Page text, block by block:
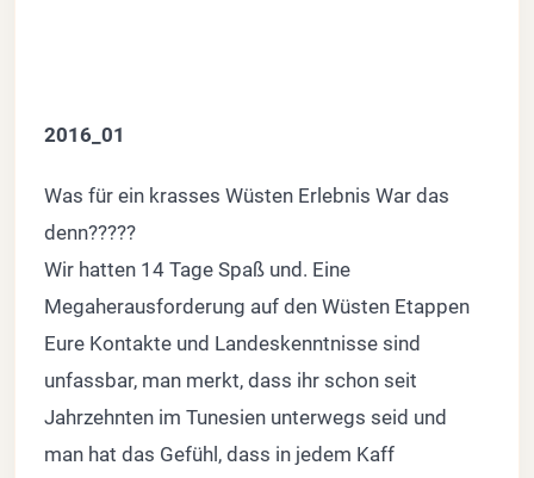
2016_01
Was für ein krasses Wüsten Erlebnis War das
denn?????
Wir hatten 14 Tage Spaß und. Eine
Megaherausforderung auf den Wüsten Etappen
Eure Kontakte und Landeskenntnisse sind
unfassbar, man merkt, dass ihr schon seit
Jahrzehnten im Tunesien unterwegs seid und
man hat das Gefühl, dass in jedem Kaff